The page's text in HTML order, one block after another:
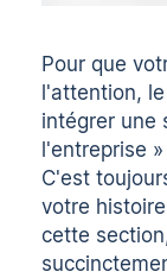
Pour que
l'attention,
intégrer une
l'entreprise
C'est
votre
cette